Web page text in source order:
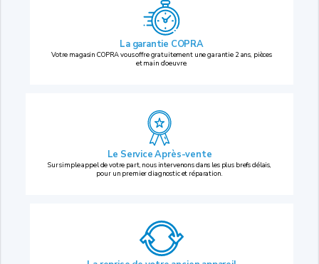
La garantie COPRA
Votre magasin COPRA vous offre gratuitement une garantie 2 ans, pièces
et main d’oeuvre.
Le Service Après-vente
Sur simple appel de votre part, nous intervenons dans les plus brefs délais,
pour un premier diagnostic et réparation.